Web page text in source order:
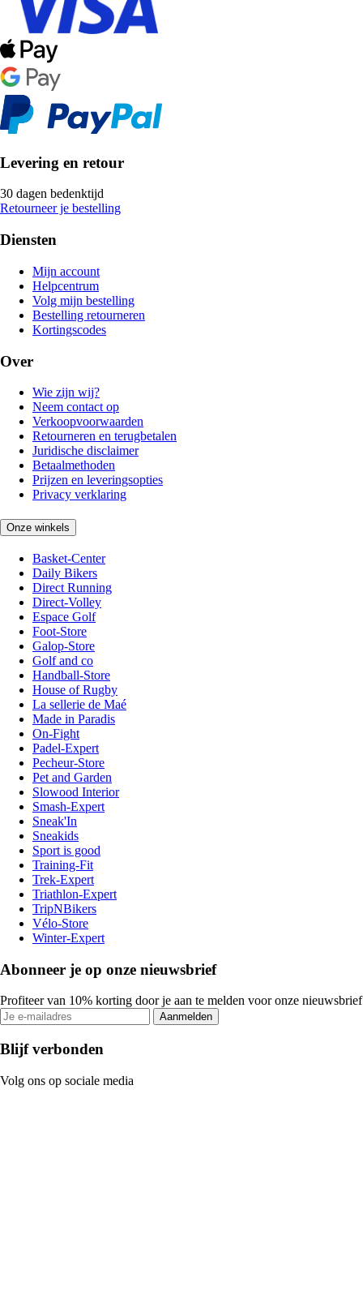
Levering en retour
30 dagen bedenktijd
Retourneer je bestelling
Diensten
Mijn account
Helpcentrum
Volg mijn bestelling
Bestelling retourneren
Kortingscodes
Over
Wie zijn wij?
Neem contact op
Verkoopvoorwaarden
Retourneren en terugbetalen
Juridische disclaimer
Betaalmethoden
Prijzen en leveringsopties
Privacy verklaring
Onze winkels
Basket-Center
Daily Bikers
Direct Running
Direct-Volley
Espace Golf
Foot-Store
Galop-Store
Golf and co
Handball-Store
House of Rugby
La sellerie de Maé
Made in Paradis
On-Fight
Padel-Expert
Pecheur-Store
Pet and Garden
Slowood Interior
Smash-Expert
Sneak'In
Sneakids
Sport is good
Training-Fit
Trek-Expert
Triathlon-Expert
TripNBikers
Vélo-Store
Winter-Expert
Abonneer je op onze nieuwsbrief
Profiteer van 10% korting door je aan te melden voor onze nieuwsbrief
Aanmelden
Blijf verbonden
Volg ons op sociale media